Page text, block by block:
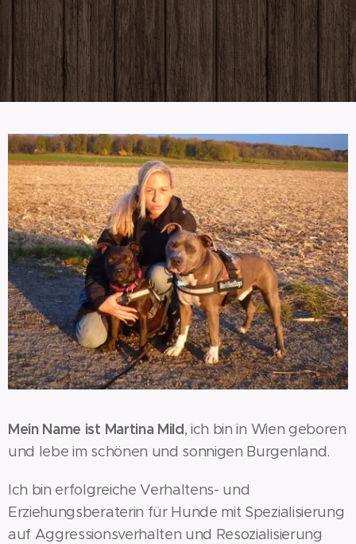
Mein Name ist Martina Mild, ich bin in Wien geboren
und lebe im schönen und sonnigen Burgenland.
Ich bin erfolgreiche Verhaltens- und
Erziehungsberaterin für Hunde mit Spezialisierung
auf Aggressionsverhalten und Resozialisierung